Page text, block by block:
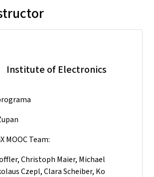
Institute of Electronics
MOOC Team:
Christoph Maier, Michael
Czepl, Clara Scheiber, Ko